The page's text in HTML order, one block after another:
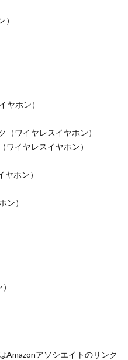
ヤホン）
（ワイヤレスイヤホン）
イヤレスイヤホン）
ホン）
ン）
Amazonアソシエイトのリンク